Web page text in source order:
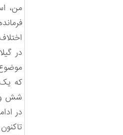
من،
در
که یک
شش‌ و
در